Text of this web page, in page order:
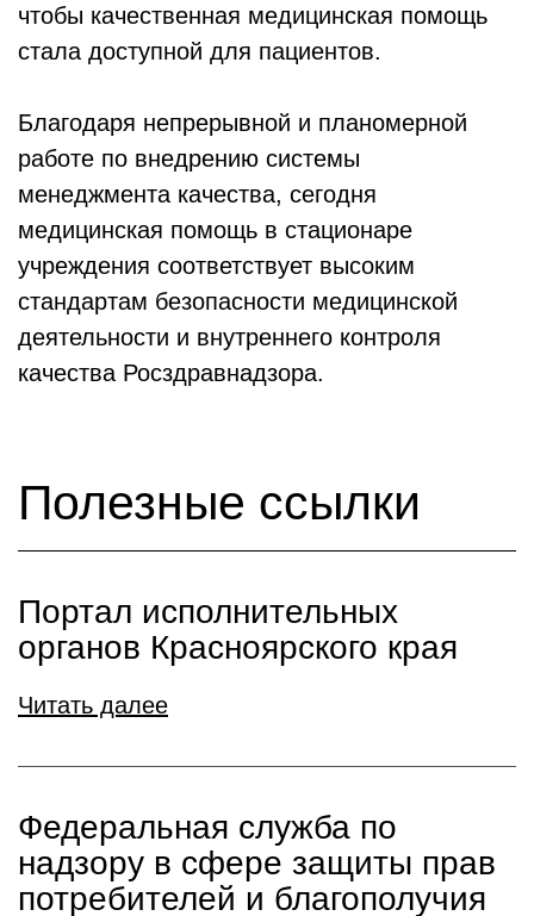
чтобы качественная медицинская помощь
стала доступной для пациентов.
Благодаря непрерывной и планомерной
работе по внедрению системы
менеджмента качества, сегодня
медицинская помощь в стационаре
учреждения соответствует высоким
стандартам безопасности медицинской
деятельности и внутреннего контроля
качества Росздравнадзора.
Полезные ссылки
Портал исполнительных
органов Красноярского края
Читать далее
Федеральная служба по
надзору в сфере защиты прав
потребителей и благополучия